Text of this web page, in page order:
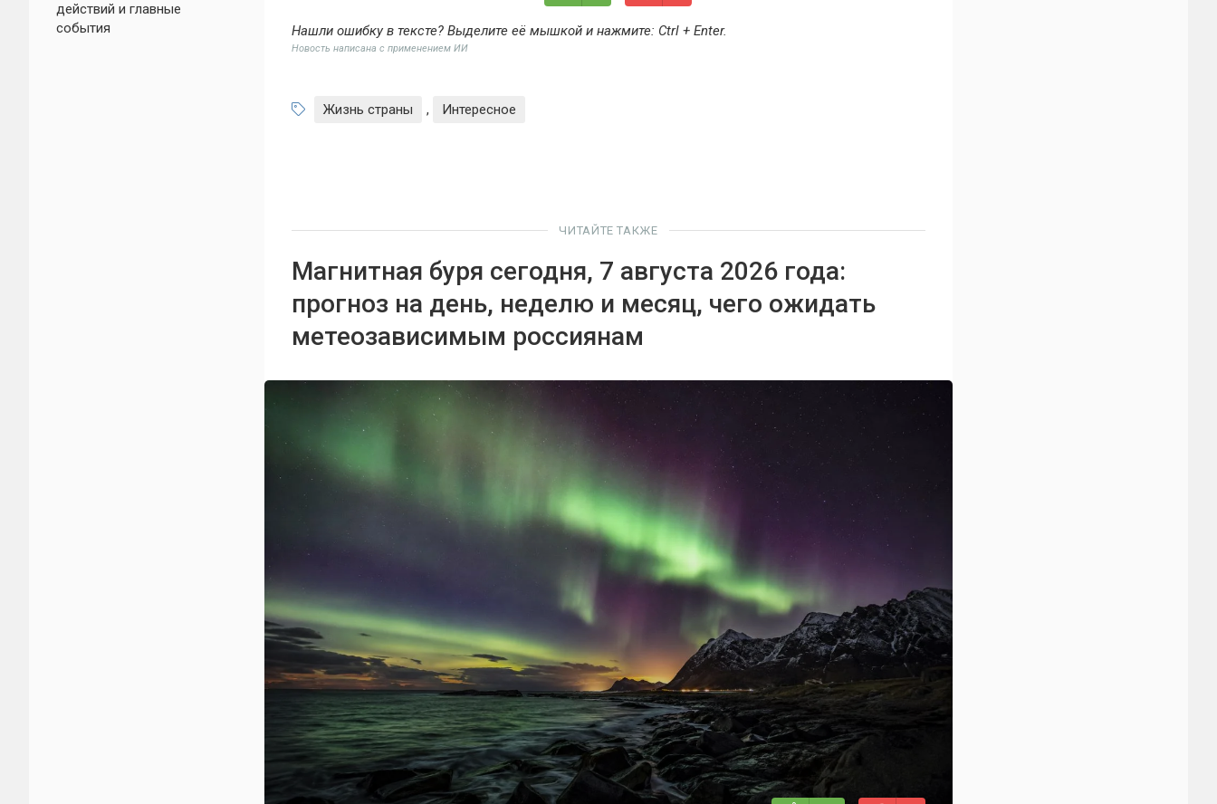
действий и главные
события
Нашли ошибку в тексте? Выделите её мышкой и нажмите: Ctrl + Enter.
Новость написана с применением ИИ
Жизнь страны , Интересное
ЧИТАЙТЕ ТАКЖЕ
Магнитная буря сегодня, 7 августа 2026 года:
прогноз на день, неделю и месяц, чего ожидать
метеозависимым россиянам